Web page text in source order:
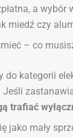
a
miedź czy
– co
do kategorii
trafiać
jako mały